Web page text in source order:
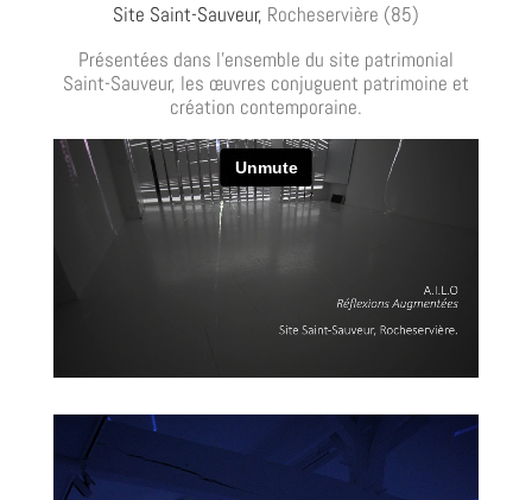
Site Saint-Sauveur, Rocheservière (85)
Présentées dans l’ensemble du site patrimonial
Saint-Sauveur, les œuvres conjuguent patrimoine et
création contemporaine.